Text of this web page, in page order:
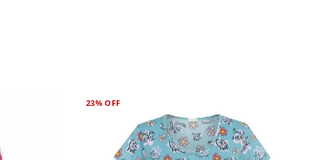
23%OFF